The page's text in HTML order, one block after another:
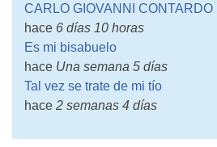
CARLO GIOVANNI CONTARDO
hace 6 días 10 horas
Es mi bisabuelo
hace Una semana 5 días
Tal vez se trate de mi tío
hace 2 semanas 4 días